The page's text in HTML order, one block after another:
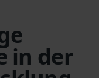
in der